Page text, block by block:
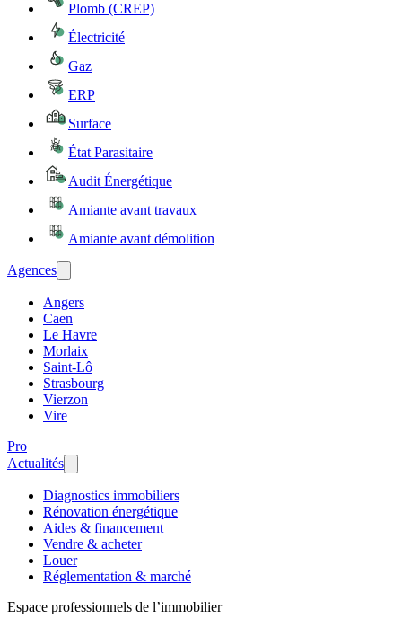
Plomb (CREP)
Électricité
Gaz
ERP
Surface
État Parasitaire
Audit Énergétique
Amiante avant travaux
Amiante avant démolition
Agences
Angers
Caen
Le Havre
Morlaix
Saint-Lô
Strasbourg
Vierzon
Vire
Pro
Actualités
Diagnostics immobiliers
Rénovation énergétique
Aides & financement
Vendre & acheter
Louer
Réglementation & marché
Espace professionnels de l’immobilier